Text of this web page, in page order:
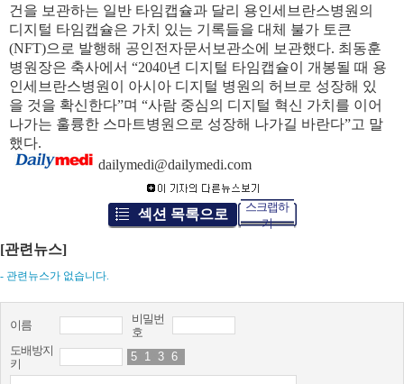
건을 보관하는 일반 타임캡슐과 달리 용인세브란스병원의
디지털 타임캡슐은 가치 있는 기록들을 대체 불가 토큰
(NFT)으로 발행해 공인전자문서보관소에 보관했다. 최동훈
병원장은 축사에서 “2040년 디지털 타임캡슐이 개봉될 때 용
인세브란스병원이 아시아 디지털 병원의 허브로 성장해 있
을 것을 확신한다”며 “사람 중심의 디지털 혁신 가치를 이어
나가는 훌륭한 스마트병원으로 성장해 나가길 바란다”고 말
했다.
dailymedi@dailymedi.com
섹션 목록으로
스크랩하
기
[관련뉴스]
- 관련뉴스가 없습니다.